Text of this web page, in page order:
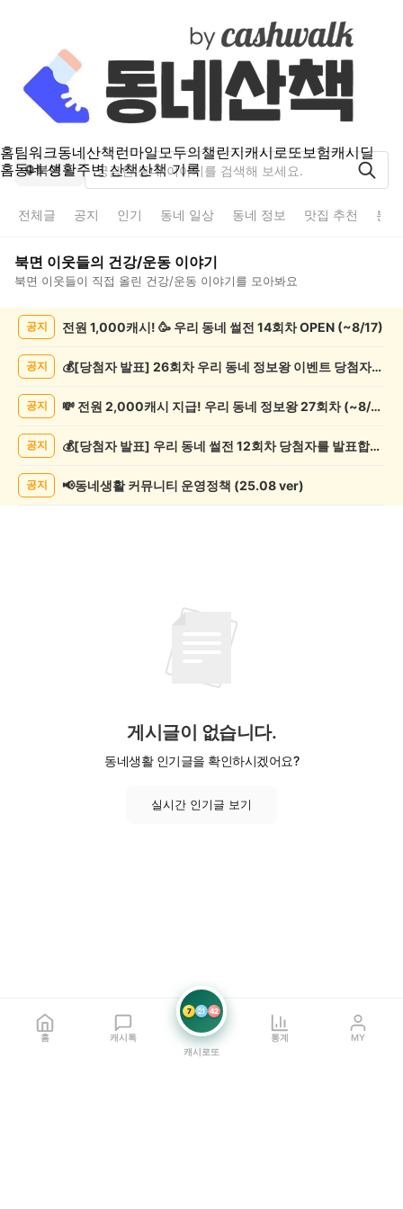
홈팀워크동네산책런마일모두의챌린지캐시로또보험캐시딜
홈동네 생활주변 산책산책 기록
북면
전체글 공지 인기 동네 일상 동네 정보 맛집 추천 분
북면 이웃들의 건강/운동 이야기
북면 이웃들이 직접 올린 건강/운동 이야기를 모아봐요
공지 전원 1,000캐시! 🥳 우리 동네 썰전 14회차 OPEN (~8/17)
공지 💰[당첨자 발표] 26회차 우리 동네 정보왕 이벤트 당첨자를 발표합니다!
공지 💸 전원 2,000캐시 지급! 우리 동네 정보왕 27회차 (~8/10)
공지 💰[당첨자 발표] 우리 동네 썰전 12회차 당첨자를 발표합니다!
공지 📢동네생활 커뮤니티 운영정책 (25.08 ver)
게시글이 없습니다.
동네생활 인기글을 확인하시겠어요?
실시간 인기글 보기
홈 캐시톡
7 21 42
캐시로또
통계 MY